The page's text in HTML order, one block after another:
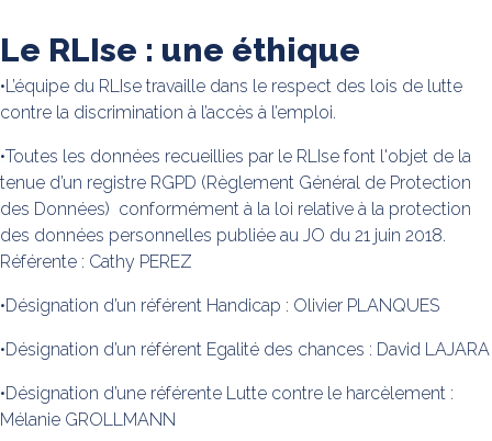
Le RLIse : une éthique
•L’équipe du RLIse travaille dans le respect des lois de lutte
contre la discrimination à l’accès à l’emploi.
•Toutes les données recueillies par le RLIse font l'objet de la
tenue d’un registre RGPD (Règlement Général de Protection
des Données) conformément à la loi relative à la protection
des données personnelles publiée au JO du 21 juin 2018.
Référente : Cathy PEREZ
•Désignation d’un référent Handicap : Olivier PLANQUES
•Désignation d’un référent Egalité des chances : David LAJARA
•Désignation d’une référente Lutte contre le harcèlement :
Mélanie GROLLMANN